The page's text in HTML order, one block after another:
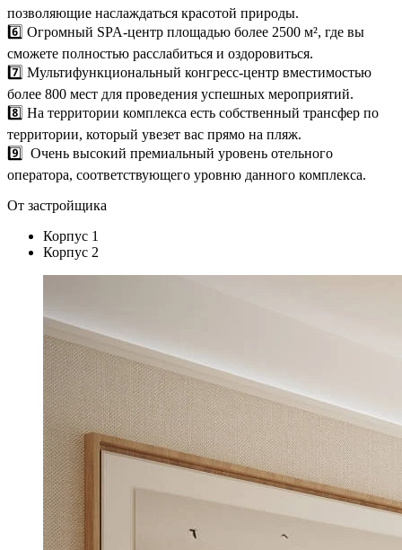
позволяющие наслаждаться красотой природы.
6️⃣ Огромный SPA-центр площадью более 2500 м², где вы
сможете полностью расслабиться и оздоровиться.
7️⃣ Мультифункциональный конгресс-центр вместимостью
более 800 мест для проведения успешных мероприятий.
8️⃣ На территории комплекса есть собственный трансфер по
территории, который увезет вас прямо на пляж.
9️⃣ Очень высокий премиальный уровень отельного
оператора, соответствующего уровню данного комплекса.
От застройщика
Корпус 1
Корпус 2